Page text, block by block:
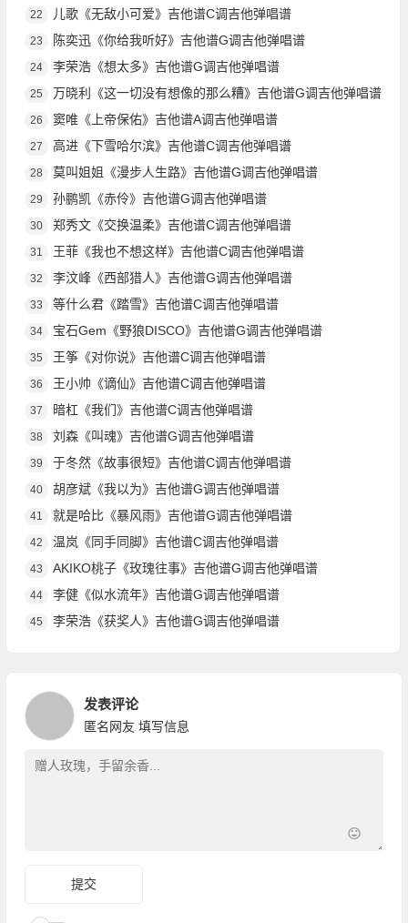
22 儿歌《无敌小可爱》吉他谱C调吉他弹唱谱
23 陈奕迅《你给我听好》吉他谱G调吉他弹唱谱
24 李荣浩《想太多》吉他谱G调吉他弹唱谱
25 万晓利《这一切没有想像的那么糟》吉他谱G调吉他弹唱谱
26 窦唯《上帝保佑》吉他谱A调吉他弹唱谱
27 高进《下雪哈尔滨》吉他谱C调吉他弹唱谱
28 莫叫姐姐《漫步人生路》吉他谱G调吉他弹唱谱
29 孙鹏凯《赤伶》吉他谱G调吉他弹唱谱
30 郑秀文《交换温柔》吉他谱C调吉他弹唱谱
31 王菲《我也不想这样》吉他谱C调吉他弹唱谱
32 李汶峰《西部猎人》吉他谱G调吉他弹唱谱
33 等什么君《踏雪》吉他谱C调吉他弹唱谱
34 宝石Gem《野狼DISCO》吉他谱G调吉他弹唱谱
35 王筝《对你说》吉他谱C调吉他弹唱谱
36 王小帅《谪仙》吉他谱C调吉他弹唱谱
37 暗杠《我们》吉他谱C调吉他弹唱谱
38 刘森《叫魂》吉他谱G调吉他弹唱谱
39 于冬然《故事很短》吉他谱C调吉他弹唱谱
40 胡彦斌《我以为》吉他谱G调吉他弹唱谱
41 就是哈比《暴风雨》吉他谱G调吉他弹唱谱
42 温岚《同手同脚》吉他谱C调吉他弹唱谱
43 AKIKO桃子《玫瑰往事》吉他谱G调吉他弹唱谱
44 李健《似水流年》吉他谱G调吉他弹唱谱
45 李荣浩《获奖人》吉他谱G调吉他弹唱谱
发表评论
匿名网友 填写信息